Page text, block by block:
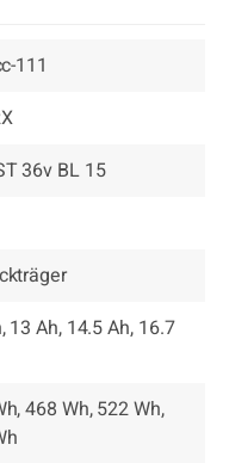
111
36v BL 15
13 Ah, 14.5 Ah, 16.7
468 Wh, 522 Wh,